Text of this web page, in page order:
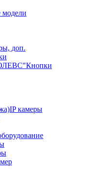
модели
доп.
Кнопки
IP камеры